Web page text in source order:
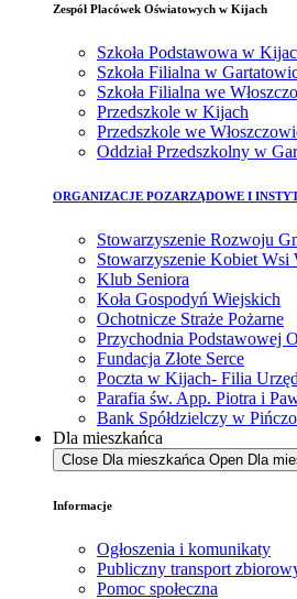
Zespół Placówek Oświatowych w Kijach
Szkoła Podstawowa w
Szkoła Filialna w
Szkoła Filialna we
Przedszkole w Kijach
Przedszkole we
Oddział Przedszkolny w
ORGANIZACJE POZARZĄDOWE I
Stowarzyszenie Rozwoju
Stowarzyszenie Kobiet Wsi
Klub Seniora
Koła Gospodyń Wiejskich
Ochotnicze Straże Pożarne
Przychodnia Podstawowej
Fundacja Złote Serce
Poczta w Kijach- Filia
Parafia św. App. Piotra i
Bank Spółdzielczy w
Dla mieszkańca
Close Dla mieszkańca Open Dla
Informacje
Ogłoszenia i komunikaty
Publiczny transport
Pomoc społeczna